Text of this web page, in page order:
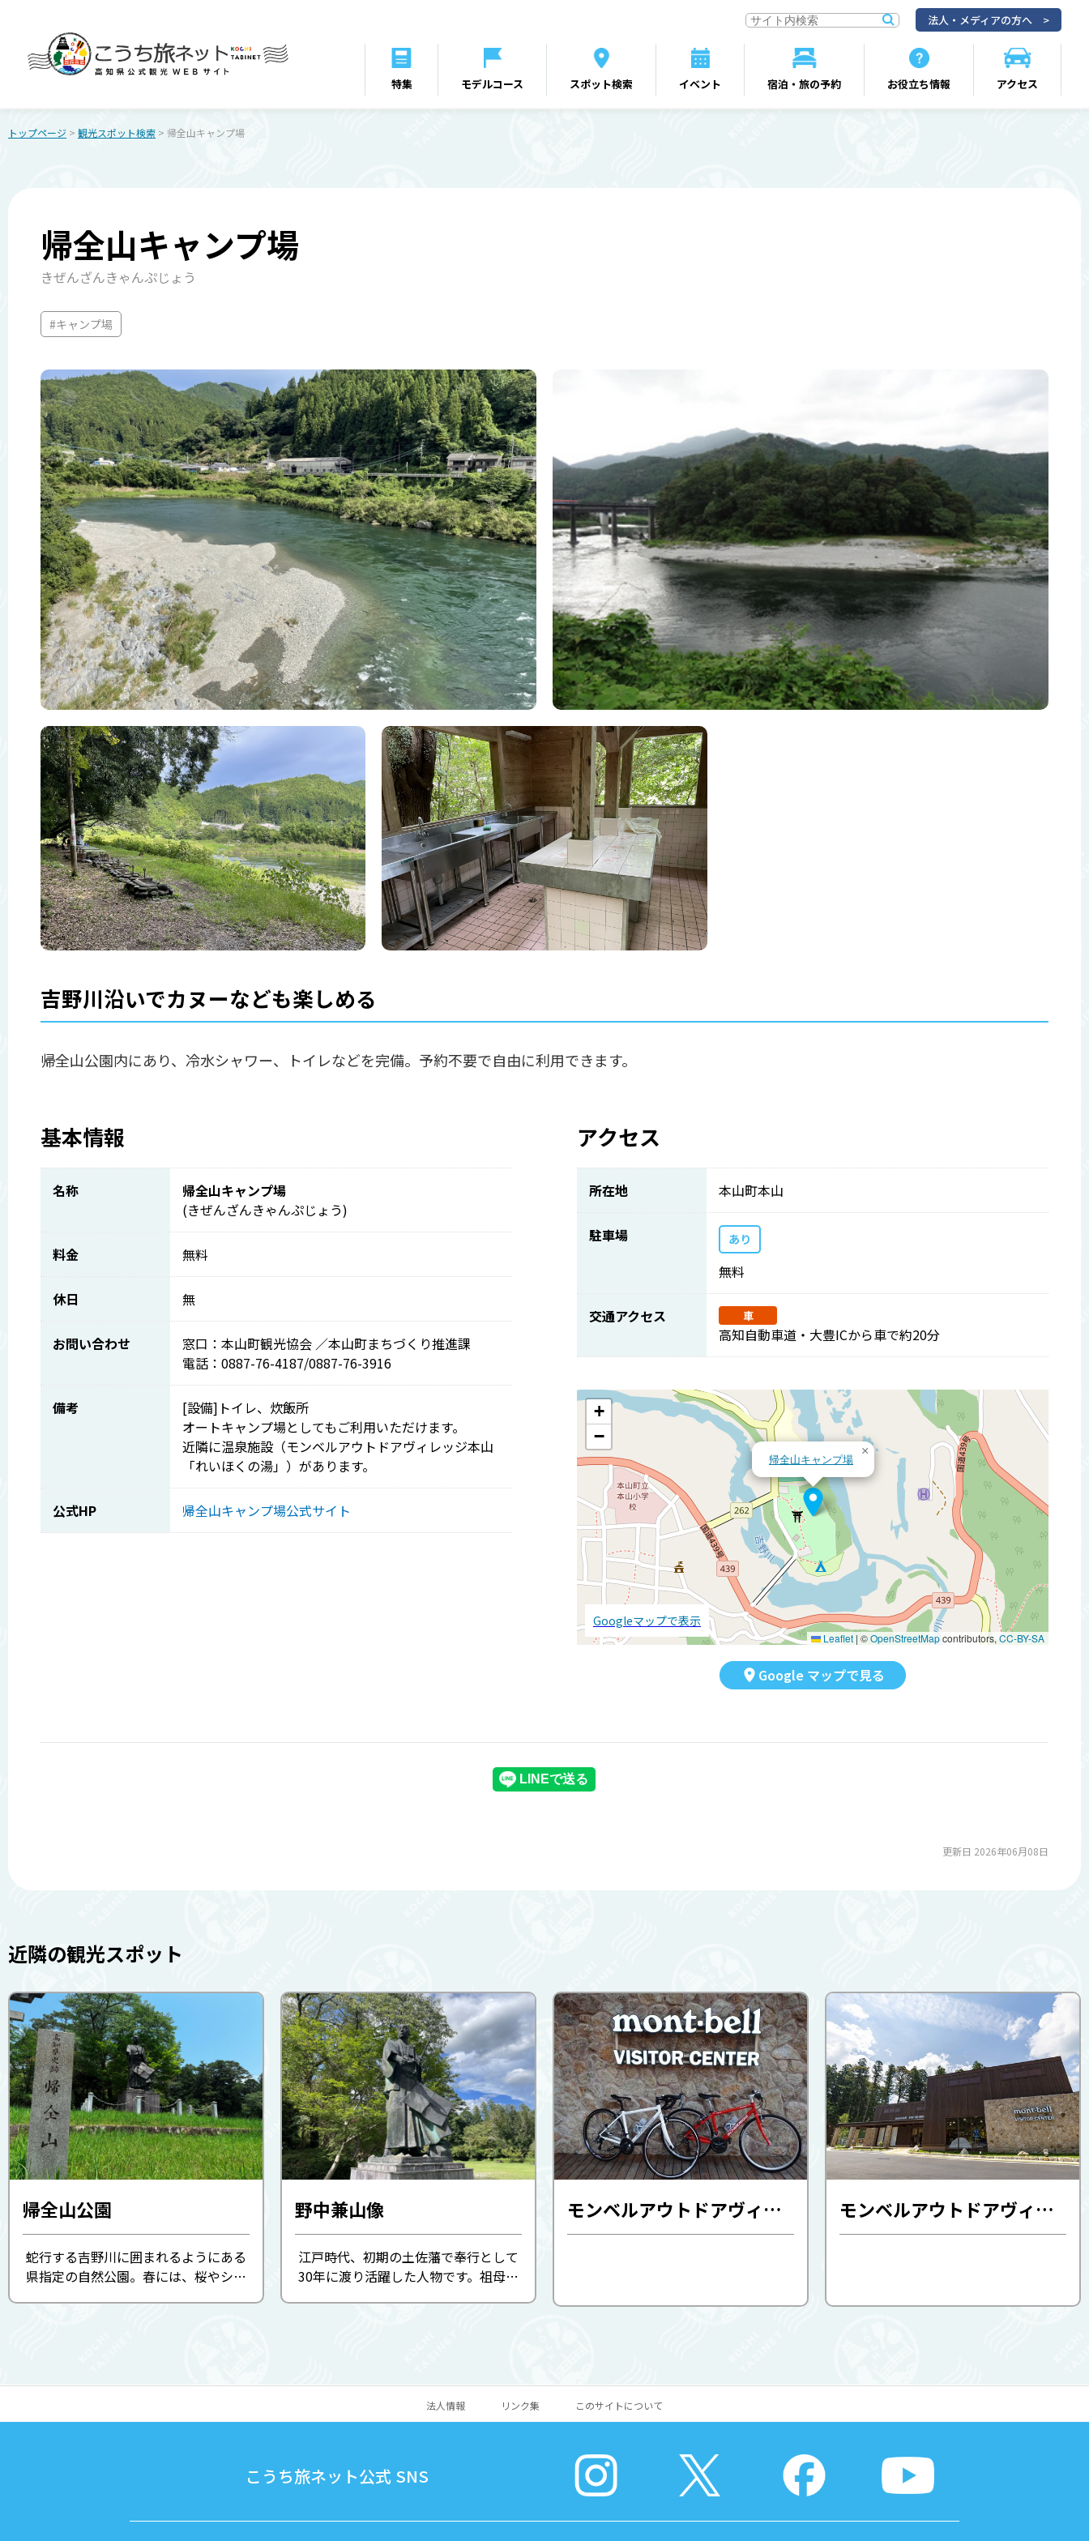
特集 モデルコース スポット検索 イベント 宿泊・旅の予約 お役立ち情報 アクセス
法人・メディアの方へ
トップページ > 観光スポット検索 > 帰全山キャンプ場
帰全山キャンプ場
きぜんざんきゃんぷじょう
#キャンプ場
吉野川沿いでカヌーなども楽しめる
帰全山公園内にあり、冷水シャワー、トイレなどを完備。予約不要で自由に利用できます。
基本情報
名称
帰全山キャンプ場
(きぜんざんきゃんぷじょう)
料金 無料
休日 無
お問い合わせ
窓口：本山町観光協会 ／本山町まちづくり推進課
電話：0887-76-4187/0887-76-3916
備考
[設備]トイレ、炊飯所
オートキャンプ場としてもご利用いただけます。
近隣に温泉施設（モンベルアウトドアヴィレッジ本山
「れいほくの湯」）があります。
公式HP 帰全山キャンプ場公式サイト
アクセス
所在地 本山町本山
駐車場 あり
無料
交通アクセス 車
高知自動車道・大豊ICから車で約20分
帰全山キャンプ場
×
+
−
Leaflet | ©OpenStreetMapcontributors,CC-BY-SA
Googleマップで表示
Google マップで見る
更新日 2026年06月08日
近隣の観光スポット
帰全山公園
蛇行する吉野川に囲まれるようにある
県指定の自然公園。春には、桜やシャ
野中兼山像
江戸時代、初期の土佐藩で奉行として
30年に渡り活躍した人物です。祖母は
モンベルアウトドアヴィレッジ本山 レンタサイクル モンベルアウトドアヴィレッジ本山 ビジターセンター
法人情報 リンク集 このサイトについて
こうち旅ネット公式 SNS